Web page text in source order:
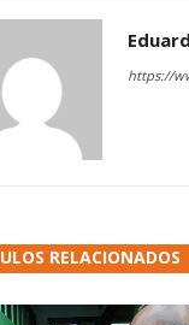
https://
RELACIONADOS